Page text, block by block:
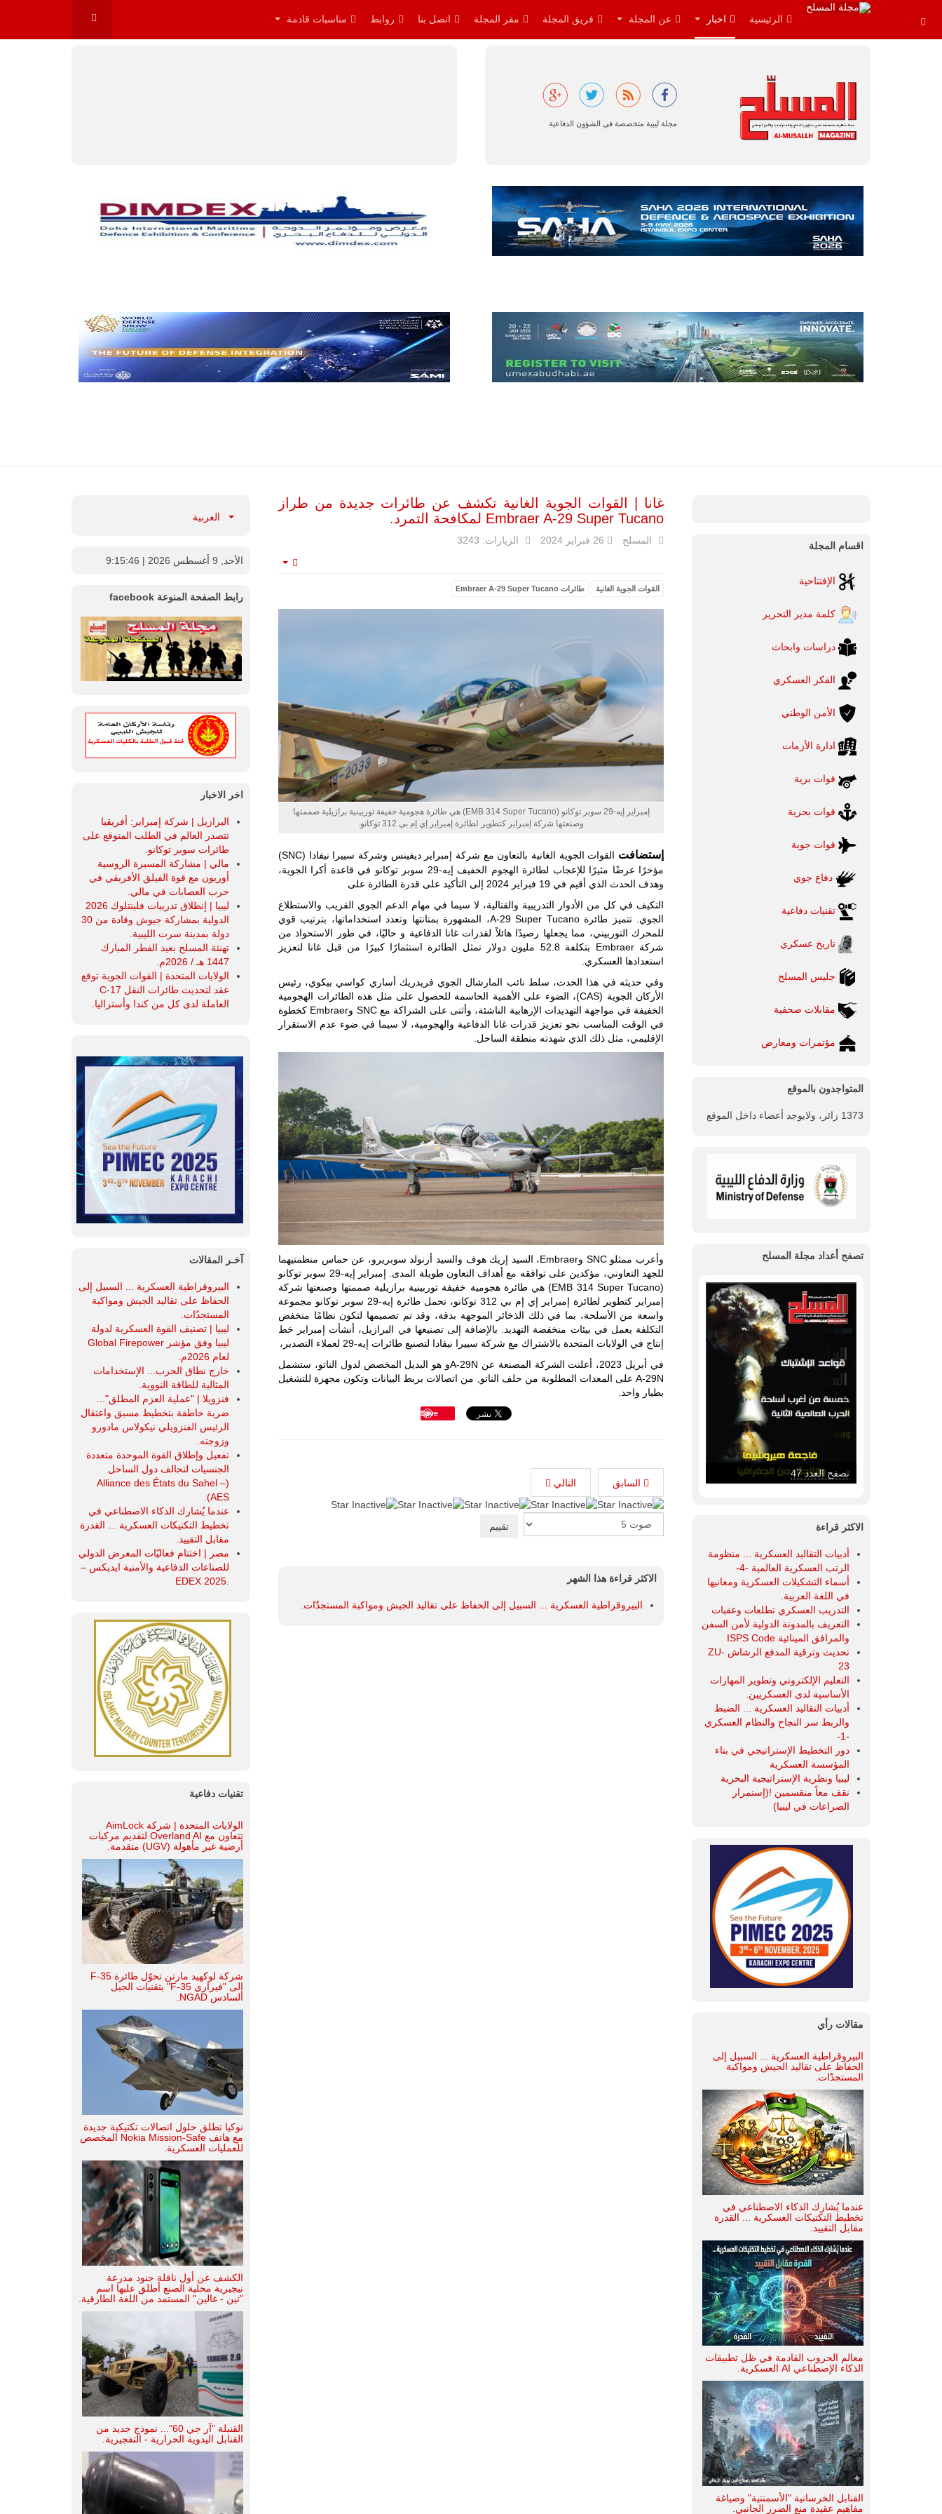
الرئيسية اخبار عن المجلة فريق المجلة مقر المجلة اتصل بنا روابط مناسبات قادمة
مجلة ليبية متخصصة في الشؤون الدفاعية
تتوقع شركة
إمبراير البرازيلية
للصناعات الجوية
والتدريب
المتقدم "A-29
سوبر توكانو"
خلال العشرين
عاماً المقبلة، مع
توقعات بتوريد
نحو 150…
مع تصاعد حدة
الحرب الجوية
الروسية في
مالي رُصدت
طائرة أوريون
بدون طيار فوق
باماكو وبالنسبة
لحملة مكافحة
التمرد في
منطقة الساحل،
فإن الجمع بين
قدرة طائرة
أوريون على
للمزيد
تدريبات
بمدينة سرت
الليبية.
في خطوة
تُوصف بأنها
اختبار عملي
جديد لإمكانية
تقريب
المسافات بين
المؤسستين
العسكريتين في
شرق البلاد
وغربها، وسط
حضور دولي
تقوده الولايات
المتحدة وشراكة
مباشرة مع
أطراف ليبية
منقسمة منذ…
غانا | القوات الجوية الغانية تكشف عن طائرات جديدة من طراز
Embraer A-29 Super Tucano لمكافحة التمرد.
المسلح 26 فبراير 2024 الزيارات: 3243
القوات الجوية الغانية طائرات Embraer A-29 Super Tucano
إمبراير إيه-29 سوبر توكانو (EMB 314 Super Tucano) هي طائرة هجومية خفيفة توربينية برازيلية صممتها
وصنعتها شركة إمبراير كتطوير لطائرة إمبراير إي إم بي 312 توكانو.
إستضافت
القوات الجوية الغانية بالتعاون مع شركة إمبراير ديفينس وشركة سييرا نيفادا (SNC)
مؤخرًا عرضًا مثيرًا للإعجاب لطائرة الهجوم الخفيف إيه-29 سوبر توكانو في قاعدة أكرا الجوية،
وهدف الحدث الذي أقيم في 19 فبراير 2024 إلى التأكيد على قدرة الطائرة على
التكيف في كل من الأدوار التدريبية والقتالية، لا سيما في مهام الدعم الجوي القريب والاستطلاع
الجوي. تتميز طائرة A-29 Super Tucano، المشهورة بمتانتها وتعدد استخداماتها، بترتيب قوي
للمحرك التوربيني، مما يجعلها رصيدًا هائلاً لقدرات غانا الدفاعية و حاليًا، في طور الاستحواذ من
شركة Embraer بتكلفة 52.8 مليون دولار تمثل الطائرة استثمارًا كبيرًا من قبل غانا لتعزيز
استعدادها العسكري.
وفي حديثه في هذا الحدث، سلط نائب المارشال الجوي فريدريك أساري كواسي بيكوي، رئيس
الأركان الجوية (CAS)، الضوء على الأهمية الحاسمة للحصول على مثل هذه الطائرات الهجومية
الخفيفة في مواجهة التهديدات الإرهابية الناشئة، وأثنى على الشراكة مع SNC وEmbraer كخطوة
في الوقت المناسب نحو تعزيز قدرات غانا الدفاعية والهجومية، لا سيما في ضوء عدم الاستقرار
الإقليمي، مثل ذلك الذي شهدته منطقة الساحل.
وأعرب ممثلو SNC وEmbraer، السيد إريك هوف والسيد أرنولد سوبريرو، عن حماس منظمتيهما
للجهد التعاوني، مؤكدين على توافقه مع أهداف التعاون طويلة المدى. إمبراير إيه-29 سوبر توكانو
(EMB 314 Super Tucano) هي طائرة هجومية خفيفة توربينية برازيلية صممتها وصنعتها شركة
إمبراير كتطوير لطائرة إمبراير إي إم بي 312 توكانو، تحمل طائرة إيه-29 سوبر توكانو مجموعة
واسعة من الأسلحة، بما في ذلك الذخائر الموجهة بدقة، وقد تم تصميمها لتكون نظامًا منخفض
التكلفة يعمل في بيئات منخفضة التهديد. بالإضافة إلى تصنيعها في البرازيل، أنشأت إمبراير خط
إنتاج في الولايات المتحدة بالاشتراك مع شركة سييرا نيفادا لتصنيع طائرات إيه-29 لعملاء التصدير،
في أبريل 2023، أعلنت الشركة المصنعة عن A-29Nو هو البديل المخصص لدول الناتو، ستشمل
A-29N على المعدات المطلوبة من حلف الناتو, من اتصالات بربط البيانات وتكون مجهزة للتشغيل
بطيار واحد.
Save
السابق التالي
Rate
الاكثر قراءة هذا الشهر
البيروقراطية العسكرية ... السبيل إلى الحفاظ على تقاليد الجيش ومواكبة المستجدّات.
اقسام المجلة
الإفتتاحية
كلمة مدير التحرير
دراسات وابحاث
الفكر العسكري
الأمن الوطني
ادارة الأزمات
قوات برية
قوات بحرية
قوات جوية
دفاع جوي
تقنيات دفاعية
تاريخ عسكري
جليس المسلح
مقابلات صحفية
مؤتمرات ومعارض
المتواجدون بالموقع
1373 زائر، ولايوجد أعضاء داخل الموقع
تصفح أعداد مجلة المسلح
تصفح العدد 46
الاكثر قراءة
أدبيات التقاليد العسكرية ... منظومة
الرتب العسكرية العالمية -4-
أسماء التشكيلات العسكرية ومعانيها
في اللغة العربية.
التدريب العسكري تطلعات وعقبات
التعريف بالمدونة الدولية لأمن السفن
والمرافق المينائية ISPS Code
تحديث وترقية المدفع الرشاش ZU-
23
التعليم الإلكتروني وتطوير المهارات
الأساسية لدى العسكريين.
أدبيات التقاليد العسكرية ... الضبط
والربط سر النجاح والنظام العسكري
-1-
دور التخطيط الإستراتيجي في بناء
المؤسسة العسكرية
ليبيا ونظرية الإستراتيجية البحرية
نقف معاً منقسمين !(إستمرار
الصراعات في ليبيا)
مقالات رأي
البيروقراطية العسكرية ... السبيل إلى
الحفاظ على تقاليد الجيش ومواكبة
المستجدّات.
عندما يُشارك الذكاء الاصطناعي في
تخطيط التكتيكات العسكرية ... القدرة
مقابل التقييد.
معالم الحروب القادمة في ظل تطبيقات
الذكاء الإصطناعي AI العسكرية.
القنابل الخرسانية "الأسمنتية" وصياغة
مفاهيم عقيدة منع الضرر الجانبي.
العربية
الأحد, 9 أغسطس 2026 | 9:15:48
رابط الصفحة المنوعة facebook
اخر الاخبار
البرازيل | شركة إمبراير: أفريقيا
تتصدر العالم في الطلب المتوقع على
طائرات سوبر توكانو.
مالي | مشاركة المسيرة الروسية
أوريون مع قوة الفيلق الأفريقي في
حرب العصابات في مالي.
ليبيا | إنطلاق تدريبات فلينتلوك 2026
الدولية بمشاركة جيوش وقادة من 30
دولة بمدينة سرت الليبية.
تهنئة المسلح بعيد الفطر المبارك
1447 هـ / 2026م.
الولايات المتحدة | القوات الجوية توقع
عقد لتحديث طائرات النقل C-17
العاملة لدى كل من كندا وأستراليا.
آخـر المقالات
البيروقراطية العسكرية ... السبيل إلى
الحفاظ على تقاليد الجيش ومواكبة
المستجدّات.
ليبيا | تصنيف القوة العسكرية لدولة
ليبيا وفق مؤشر Global Firepower
لعام 2026م.
خارج نطاق الحرب... الإستخدامات
المثالية للطاقة النووية.
فنزويلا | "عملية العزم المطلق"...
ضربة خاطفة بتخطيط مسبق واعتقال
الرئيس الفنزويلي نيكولاس مادورو
وزوجته.
تفعيل وإطلاق القوة الموحدة متعددة
الجنسيات لتحالف دول الساحل
(Alliance des États du Sahel –
AES).
عندما يُشارك الذكاء الاصطناعي في
تخطيط التكتيكات العسكرية ... القدرة
مقابل التقييد.
مصر | اختتام فعاليّات المعرض الدولي
للصناعات الدفاعية والأمنية ايديكس ‒
تقنيات دفاعية
الولايات المتحدة | شركة AimLock
تتعاون مع Overland AI لتقديم مركبات
أرضية غير مأهولة (UGV) متقدمة.
شركة لوكهيد مارتن تحوّل طائرة F-35
إلى "فيراري F-35" بتقنيات الجيل
السادس NGAD.
نوكيا تطلق حلول اتصالات تكتيكية جديدة
مع هاتف Nokia Mission-Safe المخصص
للعمليات العسكرية.
الكشف عن أول ناقلة جنود مدرعة
نيجيرية محلية الصنع أطلق عليها اسم
"تين - غالين" المستمد من اللغة الطارقية.
القنبلة "آر جي 60"... نموذج جديد من
القنابل اليدوية الحرارية - التفجيرية.